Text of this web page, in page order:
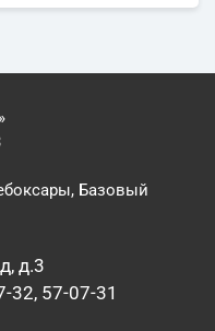
Базовый
д.3
32, 57-07-31